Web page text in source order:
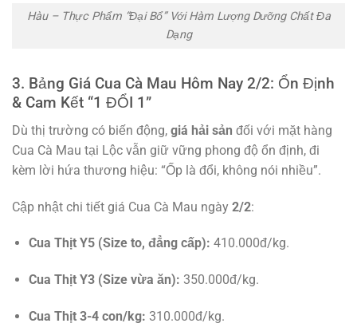
Hàu – Thực Phẩm “Đại Bổ” Với Hàm Lượng Dưỡng Chất Đa
Dạng
3. Bảng Giá Cua Cà Mau Hôm Nay 2/2: Ổn Định
& Cam Kết “1 ĐỔI 1”
Dù thị trường có biến động, giá hải sản đối với mặt hàng
Cua Cà Mau tại Lộc vẫn giữ vững phong độ ổn định, đi
kèm lời hứa thương hiệu: “Ốp là đổi, không nói nhiều”.
Cập nhật chi tiết giá Cua Cà Mau ngày 2/2:
Cua Thịt Y5 (Size to, đẳng cấp): 410.000đ/kg.
Cua Thịt Y3 (Size vừa ăn): 350.000đ/kg.
Cua Thịt 3-4 con/kg: 310.000đ/kg.